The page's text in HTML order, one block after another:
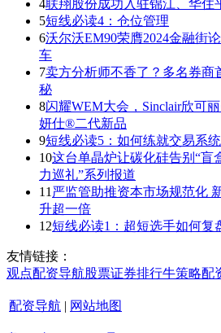
4联翔股份成功入驻锦江、华住
5短线必读4：仓位管理
6沃尔沃EM90荣膺2024金融街
车
7卖方分析师不香了？多名券商
秘
8闪耀WEM大会，Sinclair欣可
妍仕®二代新品
9短线必读5：如何练就交易系统
10这台单晶炉让碳化硅告别“盲
力巡礼”系列报道
11 严监管助推资本市场规范化
升超一倍
12短线必读1：超短选手如何复
友情链接：
观点配资导航股票证券排行牛策略配
配资导航 | 网站地图